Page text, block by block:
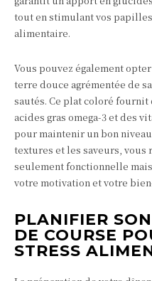
tout en stimulant vos
alimentaire.
Vous pouvez également
terre douce agrémentée de
sautés. Ce plat coloré
acides gras omega-3 et des
pour maintenir un bon
textures et les saveurs,
seulement fonctionnelle
votre motivation et votre
PLANIFIER
DE COURSE
STRESS